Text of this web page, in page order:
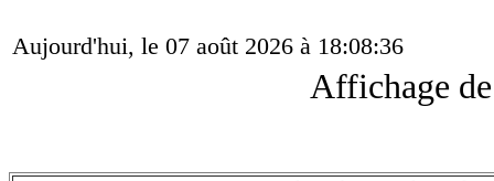
Aujourd'hui, le 07 août 2026 à 18:08:36
Affichage